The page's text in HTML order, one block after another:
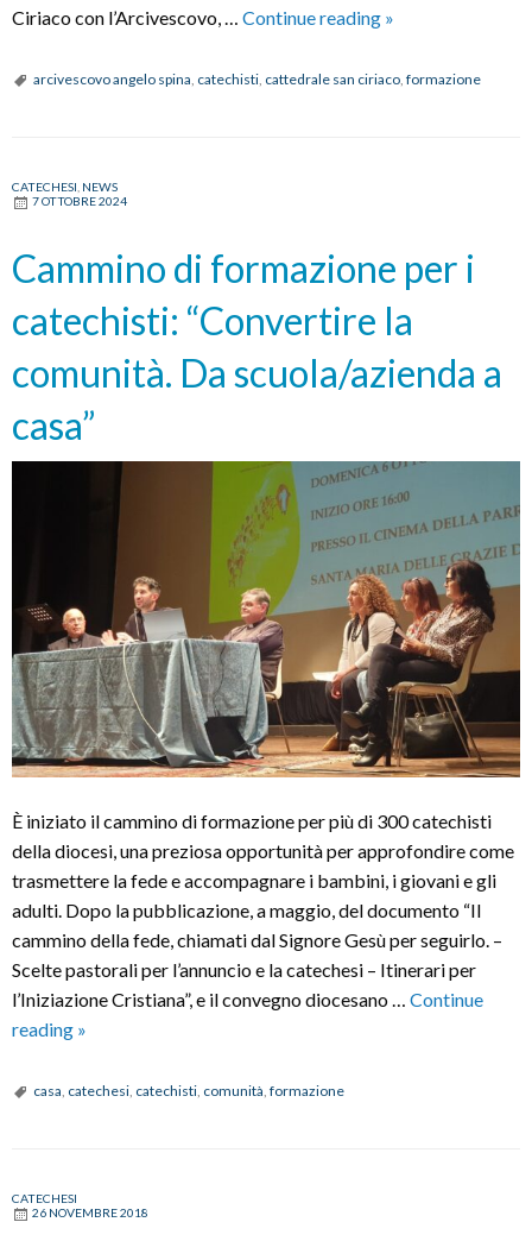
Ciriaco con l’Arcivescovo, … Continue reading Incontro
dei
»
arcivescovo angelo spina catechisti cattedrale san ciriaco formazione
CATECHESI NEWS
7 OTTOBRE 2024
Cammino di formazione per i
catechisti: “Convertire la
comunità. Da scuola/azienda a
casa”
È iniziato il cammino di formazione per più di 300 catechisti
della diocesi, una preziosa opportunità per approfondire come
trasmettere la fede e accompagnare i bambini, i giovani e gli
adulti. Dopo la pubblicazione, a maggio, del documento “Il
cammino della fede, chiamati dal Signore Gesù per seguirlo. –
Scelte pastorali per l’annuncio e la catechesi – Itinerari per
l’Iniziazione Cristiana”, e il convegno diocesano … Continue
reading Cammino
formazione
“Convertire
»
casa catechesi catechisti comunità formazione
CATECHESI
26 NOVEMBRE 2018